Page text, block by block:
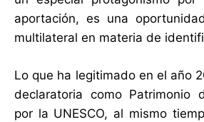
aportación, es una
multilateral en materia de
Lo que ha legitimado en el año
declaratoria como Patrimonio
por la UNESCO, al mismo